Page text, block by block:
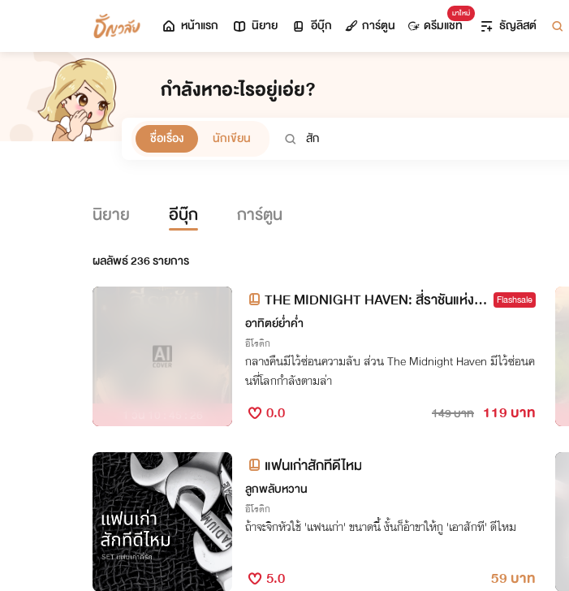
หน้าแรก นิยาย อีบุ๊ก การ์ตูน
มาใหม่
ดรีมแชท ธัญลิสต์
กำลังหาอะไรอยู่เอ่ย?
ชื่อเรื่อง นักเขียน
นิยาย อีบุ๊ก การ์ตูน
ผลลัพธ์236รายการ
THE MIDNIGHT HAVEN: สี่ราชันแห่งรั
ตติกาล
Flashsale
อาทิตย์ย่ำค่ำ
อีโรติก
กลางคืนมีไว้ซ่อนความลับ ส่วน The Midnight Haven มีไว้ซ่อนค
นที่โลกกำลังตามล่า
0.0 149 บาท 119 บาท
แฟนเก่าสักทีดีไหม
ลูกพลับหวาน
อีโรติก
ถ้าจะจิกหัวใช้ 'แฟนเก่า' ขนาดนี้ งั้นก็อ้าขาให้กู 'เอาสักที' ดีไหม
5.0 59 บาท